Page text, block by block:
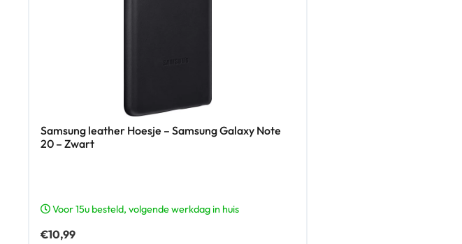
Samsung leather Hoesje – Samsung Galaxy Note
20 – Zwart
Voor 15u besteld, volgende werkdag in huis
€10,99